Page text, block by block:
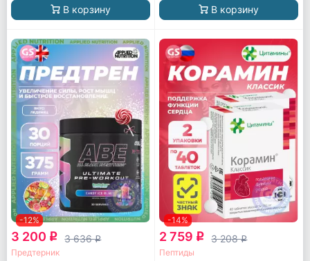
В корзину В корзину
-12%
3 200 q 3 636q
Предтерник
-14%
2 759 q 3 208q
Пептиды